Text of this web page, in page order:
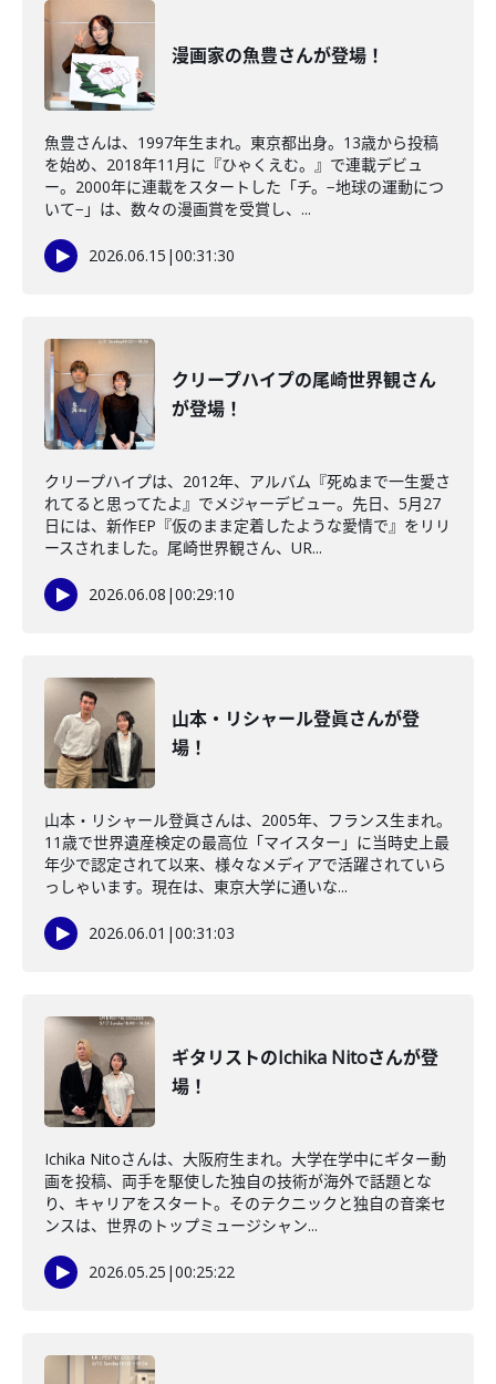
漫画家の魚豊さんが登場！
魚豊さんは、1997年生まれ。東京都出身。13歳から投稿
を始め、2018年11月に『ひゃくえむ。』で連載デビュ
ー。2000年に連載をスタートした「チ。−地球の運動につ
いて−」は、数々の漫画賞を受賞し、...
2026.06.15 |00:31:30
クリープハイプの尾崎世界観さん
が登場！
クリープハイプは、2012年、アルバム『死ぬまで一生愛さ
れてると思ってたよ』でメジャーデビュー。先日、5月27
日には、新作EP『仮のまま定着したような愛情で』をリリ
ースされました。尾崎世界観さん、UR...
2026.06.08 |00:29:10
山本・リシャール登眞さんが登
場！
山本・リシャール登眞さんは、2005年、フランス生まれ。
11歳で世界遺産検定の最高位「マイスター」に当時史上最
年少で認定されて以来、様々なメディアで活躍されていら
っしゃいます。現在は、東京大学に通いな...
2026.06.01 |00:31:03
ギタリストのIchika Nitoさんが登
場！
Ichika Nitoさんは、大阪府生まれ。大学在学中にギター動
画を投稿、両手を駆使した独自の技術が海外で話題とな
り、キャリアをスタート。そのテクニックと独自の音楽セ
ンスは、世界のトップミュージシャン...
2026.05.25 |00:25:22